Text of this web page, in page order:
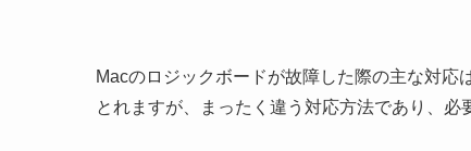
Macのロジックボードが故障した際の主な対
とれますが、まったく違う対応方法であり、必